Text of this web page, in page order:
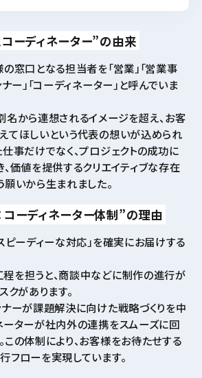
ーディネーター”の由来
窓口となる担当者を「営業」「営業事
ナー」「コーディネーター」と呼んでいま
名から連想されるイメージを超え、お客
てほしいという代表の想いが込められ
事だけでなく、プロジェクトの成功に
、価値を提供するクリエイティブな存在
いから生まれました。
ーディネーター体制”の理由
ピーディーな対応」を確実にお届けする
を担うと、商談中などに制作の進行が
クがあります。
ナーが課題解決に向けた戦略づくりを中
ーターが社内外の連携をスムーズに回
この体制により、お客様をお待たせする
フローを実現しています。